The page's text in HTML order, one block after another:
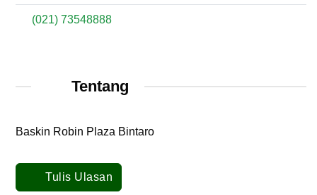
(021) 73548888
Tentang
Baskin Robin Plaza Bintaro
Tulis Ulasan